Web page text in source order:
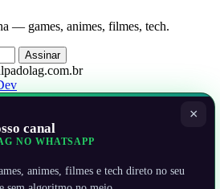
— games, animes, filmes, tech.
Assinar
×
canal
NO WHATSAPP
animes, filmes e tech direto no seu